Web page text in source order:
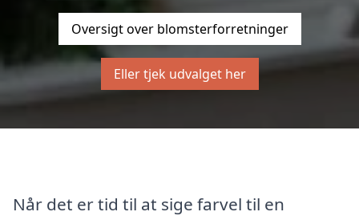
Oversigt over blomsterforretninger
Eller tjek udvalget her
Når det er tid til at sige farvel til en